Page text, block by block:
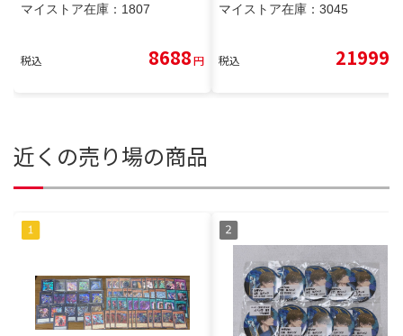
マイストア在庫： 1807
税込 8688円
マイストア在庫： 3045
税込 21999
近くの売り場の商品